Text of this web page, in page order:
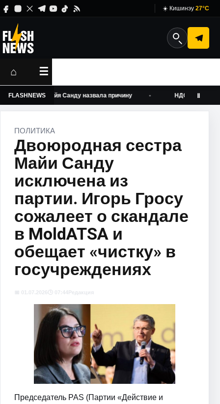
☀️ Кишинэу 27°C
⌂ ☰
FLASHNEWSМайя Санду назвала причину НДС на посылки,
Ⅱ
ПОЛИТИКА
Двоюродная сестра
Майи Санду
исключена из
партии. Игорь Гросу
сожалеет о скандале
в MoldATSA и
обещает «чистку» в
госучреждениях
📅 01.07.2026🕒 07:44Редакция
Председатель PAS (Партии «Действие и